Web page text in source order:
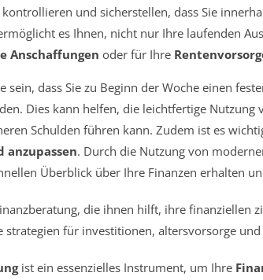
kontrollieren und sicherstellen, dass Sie
es Ihnen, nicht nur Ihre laufenden
Anschaffungen oder für Ihre
sein, dass Sie zu Beginn der Woche einen
Dies kann helfen, die leichtfertige Nutzung
Schulden führen kann. Zudem ist es
anzupassen. Durch die Nutzung von
Überblick über Ihre Finanzen erhalten
ist ein essenzielles Instrument, um Ihre